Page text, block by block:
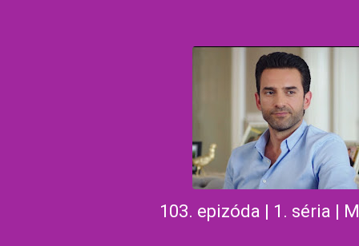
103. epizóda | 1. séria |